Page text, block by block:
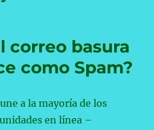
correo basura
como Spam?
a la mayoría de los
en línea –